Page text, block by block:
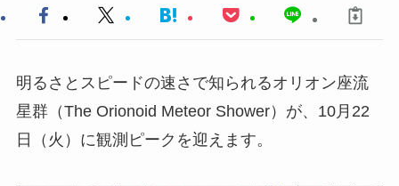
明るさとスピードの速さで知られるオリオン座流
星群（The Orionoid Meteor Shower）が、10月22
日（火）に観測ピークを迎えます。